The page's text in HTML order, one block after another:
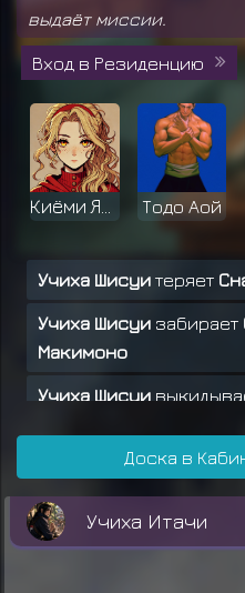
выдаёт миссии.
Вход в Резиденцию
Тодо Аой
Хьюга Кори
Учиха Шин Учиха Гин
Учиха Шисуитеряет
Учиха Шисуи забирает
Макимоно
Учиха Шисуи
Учиха Шисуи получил
ранга C
Айцу
получил свиток
Доска в
Учиха Итачи